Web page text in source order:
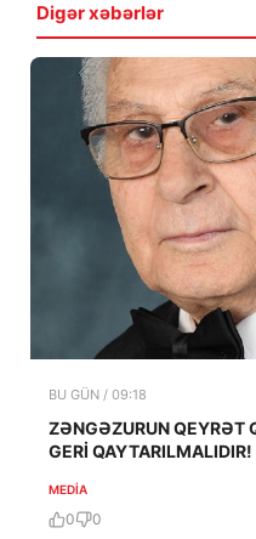
Digər xəbərlər
BU GÜN / 09:18
ZƏNGƏZURUN QEYRƏT
GERİ QAYTARILMALIDIR!
MEDİA
0 0